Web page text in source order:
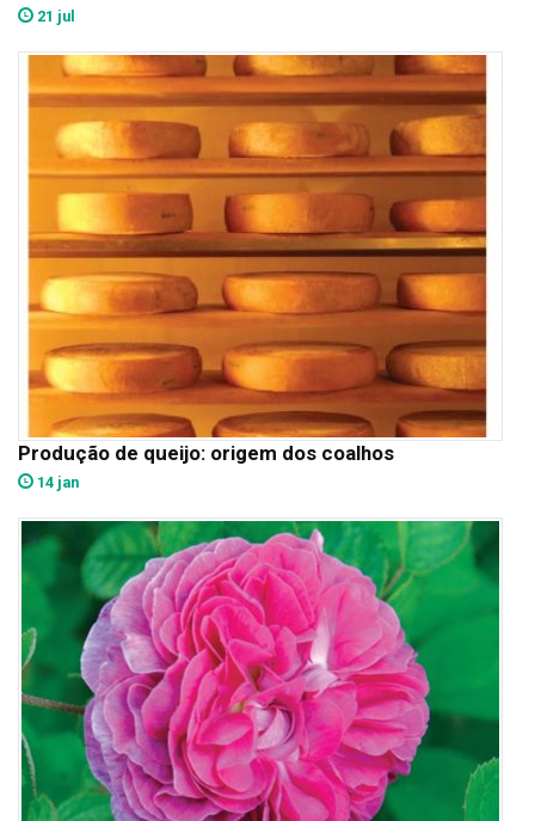
21 jul
Produção de queijo: origem dos coalhos
14 jan